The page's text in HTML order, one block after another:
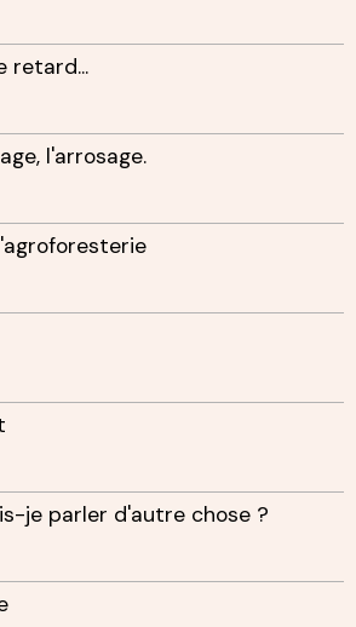
retard...
l'arrosage.
je parler d'autre chose ?